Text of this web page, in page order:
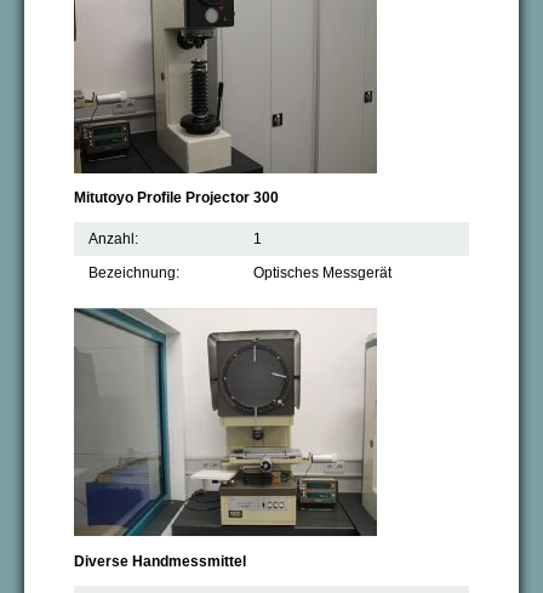
Mitutoyo Profile Projector 300
Anzahl:
1
Bezeichnung:
Optisches Messgerät
Diverse Handmessmittel